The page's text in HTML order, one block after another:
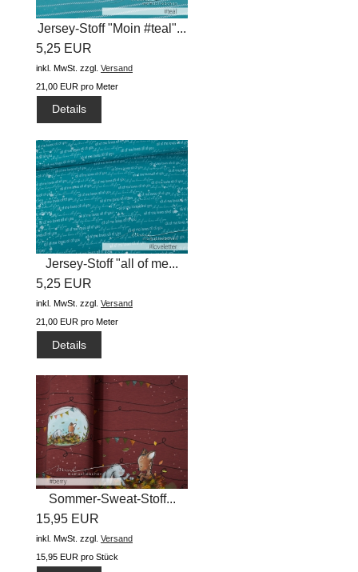
Jersey-Stoff "Moin #teal"...
5,25 EUR
inkl. MwSt. zzgl. Versand
21,00 EUR pro Meter
Details
Jersey-Stoff "all of me...
5,25 EUR
inkl. MwSt. zzgl. Versand
21,00 EUR pro Meter
Details
Sommer-Sweat-Stoff...
15,95 EUR
inkl. MwSt. zzgl. Versand
15,95 EUR pro Stück